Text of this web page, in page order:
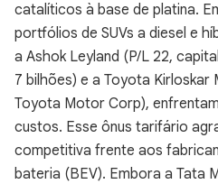
catalíticos à base de platina.
portfólios de SUVs a diesel e
a Ashok Leyland (P/L 22,
7 bilhões) e a Toyota Kirloskar
Toyota Motor Corp),
custos. Esse ônus tarifário
competitiva frente aos
bateria (BEV). Embora a Tata